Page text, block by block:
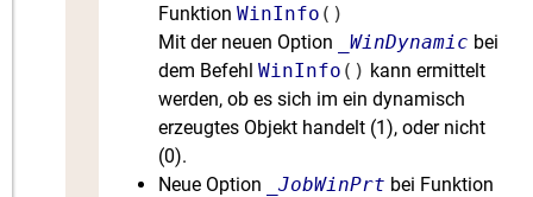
FunktionWinInfo ()
Mit der neuen Option
_WinDynamic bei
dem BefehlWinInfo () kann ermittelt
werden, ob es sich im ein dynamisch
erzeugtes Objekt handelt (1), oder nicht
(0).
Neue Option
_JobWinPrt bei Funktion